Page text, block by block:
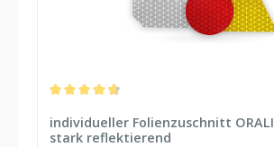
individueller Folienzuschnitt
stark reflektierend